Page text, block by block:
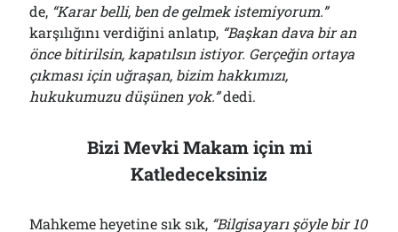
de, “Karar belli, ben de gelmek istemiyorum.”
karşılığını verdiğini anlatıp, “Başkan dava bir an
önce bitirilsin, kapatılsın istiyor. Gerçeğin ortaya
çıkması için uğraşan, bizim hakkımızı,
hukukumuzu düşünen yok.”dedi.
Bizi Mevki Makam için mi
Katledeceksiniz
Mahkeme heyetine sık sık, “Bilgisayarı şöyle bir 10